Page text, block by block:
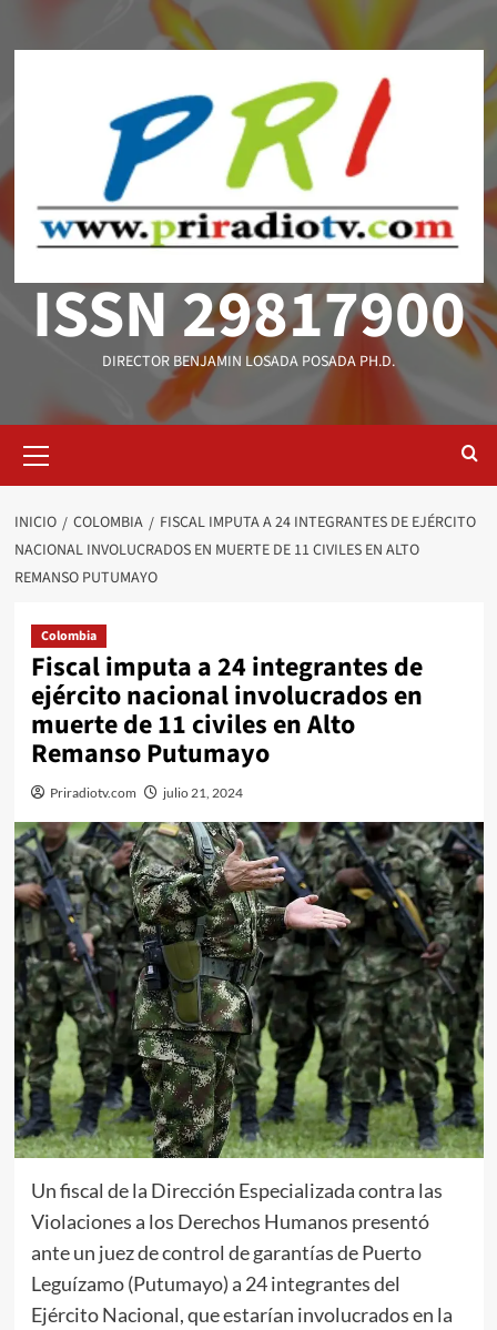
ISSN 29817900
DIRECTOR BENJAMIN LOSADA POSADA PH.D.
primario
INICIO COLOMBIA
FISCAL IMPUTA A 24 INTEGRANTES DE EJÉRCITO
NACIONAL INVOLUCRADOS EN MUERTE DE 11 CIVILES EN ALTO
REMANSO PUTUMAYO
Colombia
Fiscal imputa a 24 integrantes de
ejército nacional involucrados en
muerte de 11 civiles en Alto
Remanso Putumayo
Priradiotv.com julio 21, 2024
Un fiscal de la Dirección Especializada contra las
Violaciones a los Derechos Humanos presentó
ante un juez de control de garantías de Puerto
Leguízamo (Putumayo) a 24 integrantes del
Ejército Nacional, que estarían involucrados en la